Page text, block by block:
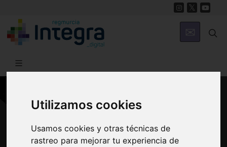
Utilizamos cookies
Usamos cookies y otras técnicas de
rastreo para mejorar tu experiencia de
GASTRONOMÍA
Recetas de la Región de Murcia